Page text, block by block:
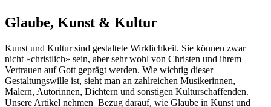
Glaube, Kunst & Kultur
Kunst und Kultur sind gestaltete Wirklichkeit. Sie können zwar
nicht «christlich» sein, aber sehr wohl von Christen und ihrem
Vertrauen auf Gott geprägt werden. Wie wichtig dieser
Gestaltungswille ist, sieht man an zahlreichen Musikerinnen,
Malern, Autorinnen, Dichtern und sonstigen Kulturschaffenden.
Unsere Artikel nehmen Bezug darauf, wie Glaube in Kunst und